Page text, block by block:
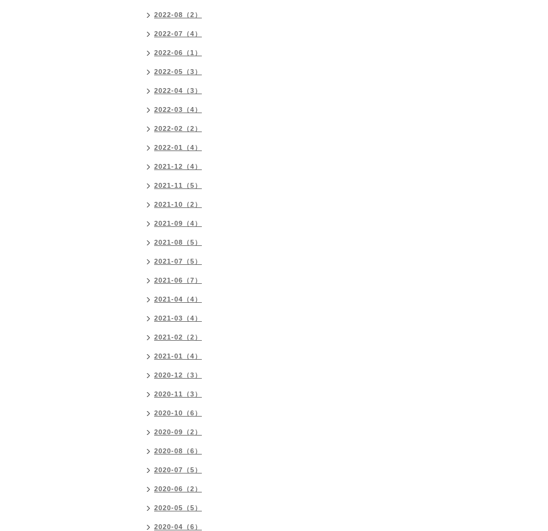
2022-08（2）
2022-07（4）
2022-06（1）
2022-05（3）
2022-04（3）
2022-03（4）
2022-02（2）
2022-01（4）
2021-12（4）
2021-11（5）
2021-10（2）
2021-09（4）
2021-08（5）
2021-07（5）
2021-06（7）
2021-04（4）
2021-03（4）
2021-02（2）
2021-01（4）
2020-12（3）
2020-11（3）
2020-10（6）
2020-09（2）
2020-08（6）
2020-07（5）
2020-06（2）
2020-05（5）
2020-04（6）